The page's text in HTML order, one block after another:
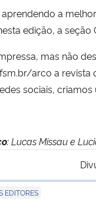
a
edição, a
mas não
arco a revista
sociais, criamos
: Lucas Missau e
EDITORES